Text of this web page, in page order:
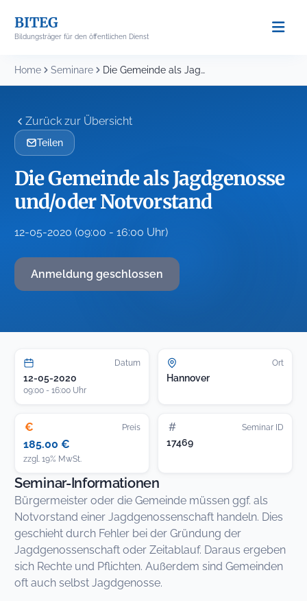
content
BITEG
Bildungsträger für den öffentlichen Dienst
Home Seminare Die Gemeinde als Jagdgenosse und/oder Notvorstand
Zurück zur Übersicht
Teilen
Die Gemeinde als Jagdgenosse
und/oder Notvorstand
12-05-2020 (09:00 - 16:00 Uhr)
Anmeldung geschlossen
Datum
12-05-2020
09:00 - 16:00 Uhr
Ort
Hannover
€ Preis
185.00 €
zzgl. 19% MwSt.
# Seminar ID
17469
Seminar-Informationen
Bürgermeister oder die Gemeinde müssen ggf. als
Notvorstand einer Jagdgenossenschaft handeln. Dies
geschieht durch Fehler bei der Gründung der
Jagdgenossenschaft oder Zeitablauf. Daraus ergeben
sich Rechte und Pflichten. Außerdem sind Gemeinden
oft auch selbst Jagdgenosse.